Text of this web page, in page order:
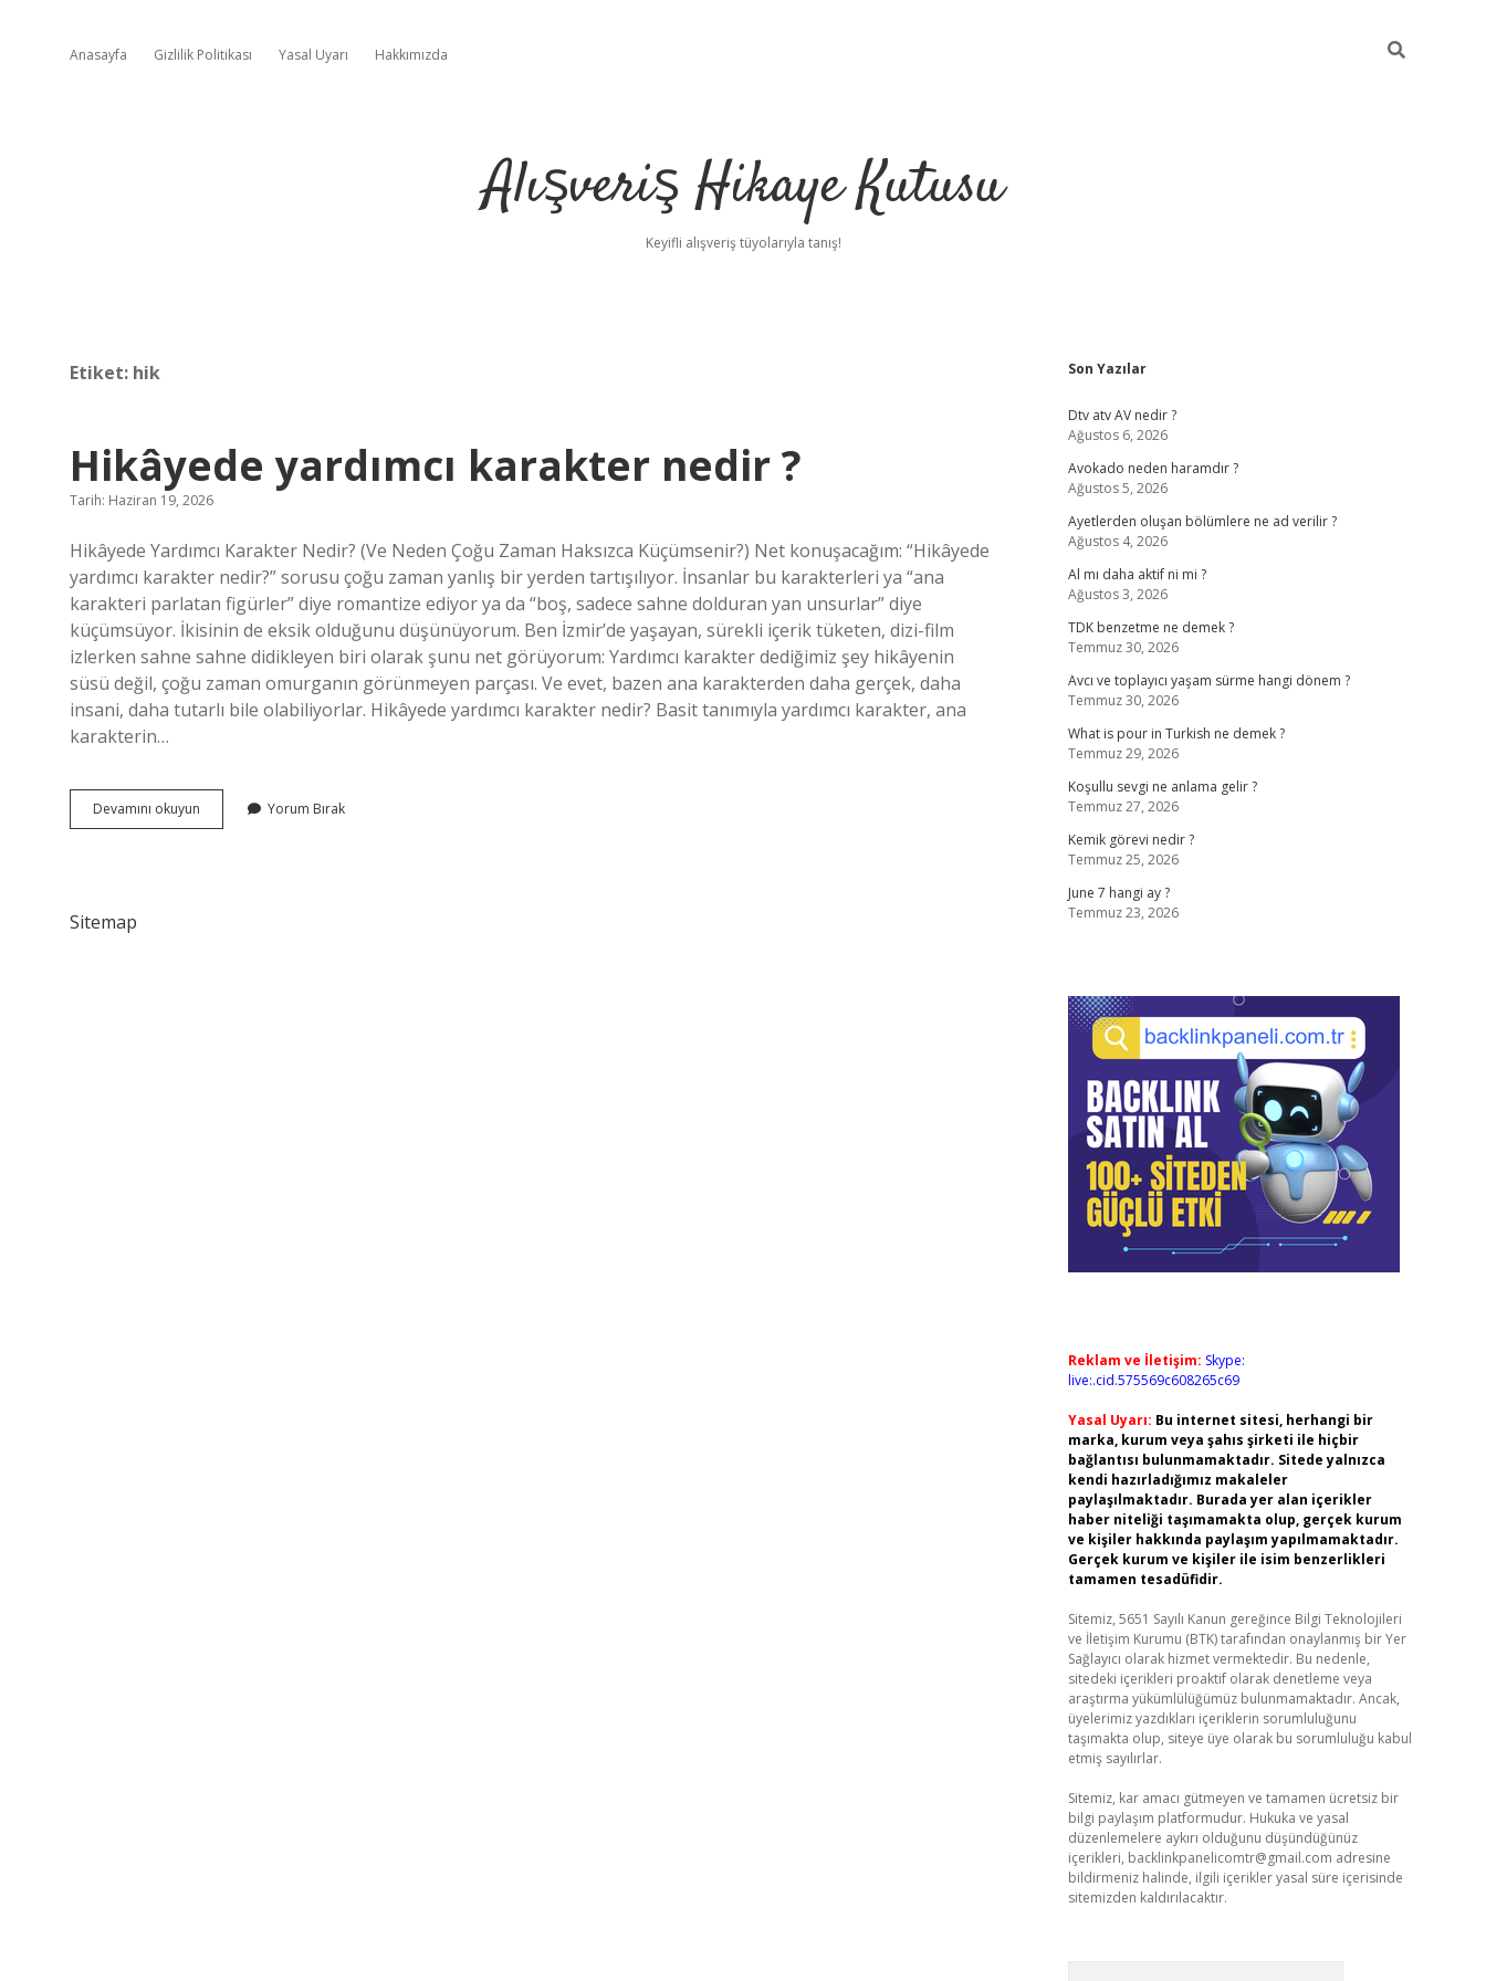
Anasayfa Gizlilik Politikası Yasal Uyarı Hakkımızda
Alışveriş Hikaye Kutusu
Keyifli alışveriş tüyolarıyla tanış!
Etiket: hik
Hikâyede yardımcı karakter nedir ?
Tarih: Haziran 19, 2026
Hikâyede Yardımcı Karakter Nedir? (Ve Neden Çoğu Zaman Haksızca Küçümsenir?) Net konuşacağım: “Hikâyede
yardımcı karakter nedir?” sorusu çoğu zaman yanlış bir yerden tartışılıyor. İnsanlar bu karakterleri ya “ana
karakteri parlatan figürler” diye romantize ediyor ya da “boş, sadece sahne dolduran yan unsurlar” diye
küçümsüyor. İkisinin de eksik olduğunu düşünüyorum. Ben İzmir’de yaşayan, sürekli içerik tüketen, dizi-film
izlerken sahne sahne didikleyen biri olarak şunu net görüyorum: Yardımcı karakter dediğimiz şey hikâyenin
süsü değil, çoğu zaman omurganın görünmeyen parçası. Ve evet, bazen ana karakterden daha gerçek, daha
insani, daha tutarlı bile olabiliyorlar. Hikâyede yardımcı karakter nedir? Basit tanımıyla yardımcı karakter, ana
karakterin…
Devamını okuyun Hikâyede
yardımcı
Yorum Bırak
Sitemap
Sidebar
Son Yazılar
Dtv atv AV nedir ?
Ağustos 6, 2026
Avokado neden haramdır ?
Ağustos 5, 2026
Ayetlerden oluşan bölümlere ne ad verilir ?
Ağustos 4, 2026
Al mı daha aktif ni mi ?
Ağustos 3, 2026
TDK benzetme ne demek ?
Temmuz 30, 2026
Avcı ve toplayıcı yaşam sürme hangi dönem ?
Temmuz 30, 2026
What is pour in Turkish ne demek ?
Temmuz 29, 2026
Koşullu sevgi ne anlama gelir ?
Temmuz 27, 2026
Kemik görevi nedir ?
Temmuz 25, 2026
June 7 hangi ay ?
Temmuz 23, 2026
Reklam ve İletişim: Skype:
live:.cid.575569c608265c69
Yasal Uyarı: Bu internet sitesi, herhangi bir
marka, kurum veya şahıs şirketi ile hiçbir
bağlantısı bulunmamaktadır. Sitede yalnızca
kendi hazırladığımız makaleler
paylaşılmaktadır. Burada yer alan içerikler
haber niteliği taşımamakta olup, gerçek kurum
ve kişiler hakkında paylaşım yapılmamaktadır.
Gerçek kurum ve kişiler ile isim benzerlikleri
tamamen tesadüfidir.
Sitemiz, 5651 Sayılı Kanun gereğince Bilgi Teknolojileri
ve İletişim Kurumu (BTK) tarafından onaylanmış bir Yer
Sağlayıcı olarak hizmet vermektedir. Bu nedenle,
sitedeki içerikleri proaktif olarak denetleme veya
araştırma yükümlülüğümüz bulunmamaktadır. Ancak,
üyelerimiz yazdıkları içeriklerin sorumluluğunu
taşımakta olup, siteye üye olarak bu sorumluluğu kabul
etmiş sayılırlar.
Sitemiz, kar amacı gütmeyen ve tamamen ücretsiz bir
bilgi paylaşım platformudur. Hukuka ve yasal
düzenlemelere aykırı olduğunu düşündüğünüz
içerikleri, backlinkpanelicomtr@gmail.com adresine
bildirmeniz halinde, ilgili içerikler yasal süre içerisinde
sitemizden kaldırılacaktır.